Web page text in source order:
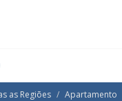
as Regiões Apartamento